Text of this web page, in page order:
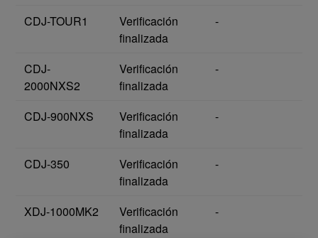
CDJ-TOUR1
Verificación
finalizada
-
CDJ-
2000NXS2
Verificación
finalizada
-
CDJ-900NXS
Verificación
finalizada
-
CDJ-350
Verificación
finalizada
-
XDJ-1000MK2
Verificación
finalizada
-